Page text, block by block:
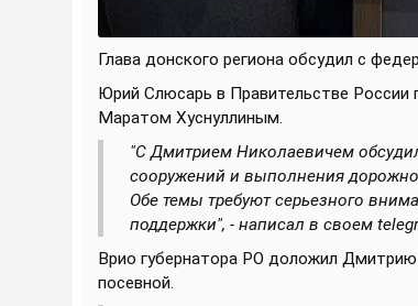
Глава донского региона обсудил с
Юрий Слюсарь в Правительстве
Маратом Хуснуллиным.
"С Дмитрием Николаевичем
сооружений и выполнения
Обе темы требуют серьезного
поддержки", - написал в своем
Врио губернатора РО доложил
посевной.